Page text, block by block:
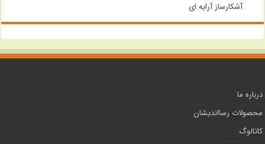
آشکارساز آرایه ای
درباره ما
محصولات رسااندیشان
کاتالوگ